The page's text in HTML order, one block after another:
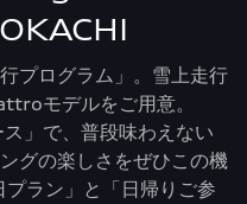
プログラム」。雪上走行
モデルをご用意。
ス」で、普段味わえない
グの楽しさをぜひこの機
ラン」と「日帰りご参